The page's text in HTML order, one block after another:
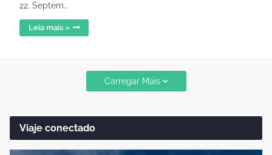
22. Septem…
Leia mais »
Carregar Mais
Viaje conectado